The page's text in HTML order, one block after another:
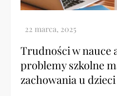
Trudności w nauce
problemy szkolne
zachowania u dzieci